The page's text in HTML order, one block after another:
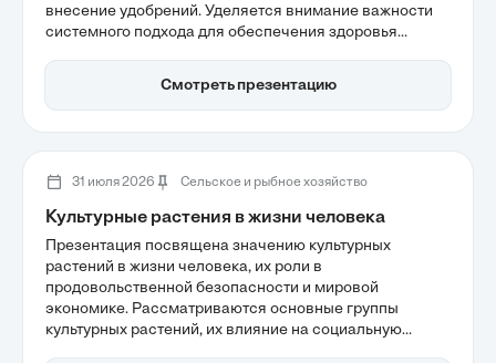
внесение удобрений. Уделяется внимание важности
системного подхода для обеспечения здоровья
агротехнические мероприятия помогут избежать
проблем и сохранить декоративность тюльпанов на
Смотреть презентацию
31 июля 2026 Сельское и рыбное хозяйство
Культурные растения в жизни человека
Презентация посвящена значению культурных
растений в жизни человека, их роли в
продовольственной безопасности и мировой
экономике. Рассматриваются основные группы
культурных растений, их влияние на социальную